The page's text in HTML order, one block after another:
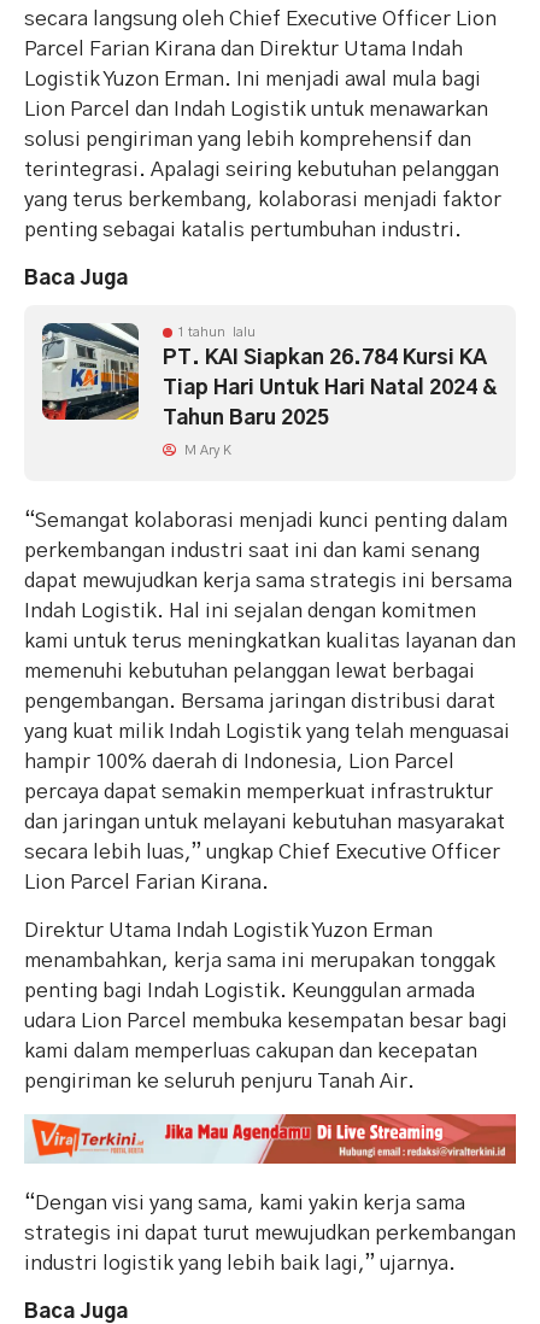
secara langsung oleh Chief Executive Officer Lion
Parcel Farian Kirana dan Direktur Utama Indah
Logistik Yuzon Erman. Ini menjadi awal mula bagi
Lion Parcel dan Indah Logistik untuk menawarkan
solusi pengiriman yang lebih komprehensif dan
terintegrasi. Apalagi seiring kebutuhan pelanggan
yang terus berkembang, kolaborasi menjadi faktor
penting sebagai katalis pertumbuhan industri.
Baca Juga
1 tahun lalu
PT. KAI Siapkan 26.784 Kursi KA
Tiap Hari Untuk Hari Natal 2024 &
Tahun Baru 2025
M Ary K
“Semangat kolaborasi menjadi kunci penting dalam
perkembangan industri saat ini dan kami senang
dapat mewujudkan kerja sama strategis ini bersama
Indah Logistik. Hal ini sejalan dengan komitmen
kami untuk terus meningkatkan kualitas layanan dan
memenuhi kebutuhan pelanggan lewat berbagai
pengembangan. Bersama jaringan distribusi darat
yang kuat milik Indah Logistik yang telah menguasai
hampir 100% daerah di Indonesia, Lion Parcel
percaya dapat semakin memperkuat infrastruktur
dan jaringan untuk melayani kebutuhan masyarakat
secara lebih luas,” ungkap Chief Executive Officer
Lion Parcel Farian Kirana.
Direktur Utama Indah Logistik Yuzon Erman
menambahkan, kerja sama ini merupakan tonggak
penting bagi Indah Logistik. Keunggulan armada
udara Lion Parcel membuka kesempatan besar bagi
kami dalam memperluas cakupan dan kecepatan
pengiriman ke seluruh penjuru Tanah Air.
“Dengan visi yang sama, kami yakin kerja sama
strategis ini dapat turut mewujudkan perkembangan
industri logistik yang lebih baik lagi,” ujarnya.
Baca Juga